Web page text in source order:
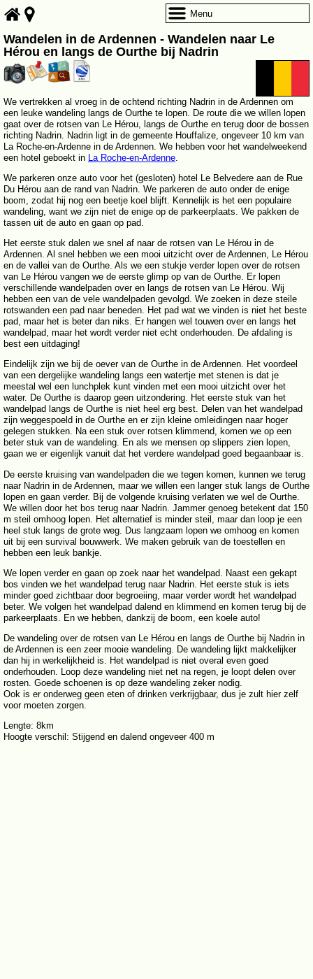
Wandelen in de Ardennen - Wandelen naar Le
Hérou en langs de Ourthe bij Nadrin
We vertrekken al vroeg in de ochtend richting Nadrin in de Ardennen om
een leuke wandeling langs de Ourthe te lopen. De route die we willen lopen
gaat over de rotsen van Le Hérou, langs de Ourthe en terug door de bossen
richting Nadrin. Nadrin ligt in de gemeente Houffalize, ongeveer 10 km van
La Roche-en-Ardenne in de Ardennen. We hebben voor het wandelweekend
een hotel geboekt in La Roche-en-Ardenne.
We parkeren onze auto voor het (gesloten) hotel Le Belvedere aan de Rue
Du Hérou aan de rand van Nadrin. We parkeren de auto onder de enige
boom, zodat hij nog een beetje koel blijft. Kennelijk is het een populaire
wandeling, want we zijn niet de enige op de parkeerplaats. We pakken de
tassen uit de auto en gaan op pad.
Het eerste stuk dalen we snel af naar de rotsen van Le Hérou in de
Ardennen. Al snel hebben we een mooi uitzicht over de Ardennen, Le Hérou
en de vallei van de Ourthe. Als we een stukje verder lopen over de rotsen
van Le Hérou vangen we de eerste glimp op van de Ourthe. Er lopen
verschillende wandelpaden over en langs de rotsen van Le Hérou. Wij
hebben een van de vele wandelpaden gevolgd. We zoeken in deze steile
rotswanden een pad naar beneden. Het pad wat we vinden is niet het beste
pad, maar het is beter dan niks. Er hangen wel touwen over en langs het
wandelpad, maar het wordt verder niet echt onderhouden. De afdaling is
best een uitdaging!
Eindelijk zijn we bij de oever van de Ourthe in de Ardennen. Het voordeel
van een dergelijke wandeling langs een watertje met stenen is dat je
meestal wel een lunchplek kunt vinden met een mooi uitzicht over het
water. De Ourthe is daarop geen uitzondering. Het eerste stuk van het
wandelpad langs de Ourthe is niet heel erg best. Delen van het wandelpad
zijn weggespoeld in de Ourthe en er zijn kleine omleidingen naar hoger
gelegen stukken. Na een stuk over rotsen klimmend, komen we op een
beter stuk van de wandeling. En als we mensen op slippers zien lopen,
gaan we er eigenlijk vanuit dat het verdere wandelpad goed begaanbaar is.
De eerste kruising van wandelpaden die we tegen komen, kunnen we terug
naar Nadrin in de Ardennen, maar we willen een langer stuk langs de Ourthe
lopen en gaan verder. Bij de volgende kruising verlaten we wel de Ourthe.
We willen door het bos terug naar Nadrin. Jammer genoeg betekent dat 150
m steil omhoog lopen. Het alternatief is minder steil, maar dan loop je een
heel stuk langs de grote weg. Dus langzaam lopen we omhoog en komen
uit bij een survival bouwwerk. We maken gebruik van de toestellen en
hebben een leuk bankje.
We lopen verder en gaan op zoek naar het wandelpad. Naast een gekapt
bos vinden we het wandelpad terug naar Nadrin. Het eerste stuk is iets
minder goed zichtbaar door begroeiing, maar verder wordt het wandelpad
beter. We volgen het wandelpad dalend en klimmend en komen terug bij de
parkeerplaats. En we hebben, dankzij de boom, een koele auto!
De wandeling over de rotsen van Le Hérou en langs de Ourthe bij Nadrin in
de Ardennen is een zeer mooie wandeling. De wandeling lijkt makkelijker
dan hij in werkelijkheid is. Het wandelpad is niet overal even goed
onderhouden. Loop deze wandeling niet net na regen, je loopt delen over
rosten. Goede schoenen is op deze wandeling zeker nodig.
Ook is er onderweg geen eten of drinken verkrijgbaar, dus je zult hier zelf
voor moeten zorgen.
Lengte: 8km
Hoogte verschil: Stijgend en dalend ongeveer 400 m
Menu